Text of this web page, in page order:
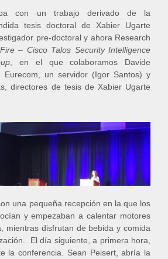
con un trabajo derivado de la
tesis doctoral de Xabier Ugarte
pre-doctoral y ahora Research
– Cisco Talos Security Intelligence
, en el que colaboramos Davide
Eurecom, un servidor (Igor Santos) y
directores de tesis de Xabier Ugarte
una pequeña recepción en la que los
y empezaban a calentar motores
mientras disfrutan de bebida y comida
El día siguiente, a primera hora,
la conferencia. Sean Peisert, abría la